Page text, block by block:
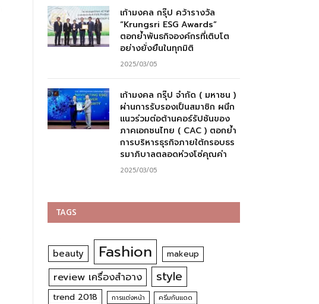
เก้ามงคล กรุ๊ป คว้ารางวัล
“Krungsri ESG Awards”
ตอกย้ำพันธกิจองค์กรที่เติบโต
อย่างยั่งยืนในทุกมิติ
2025/03/05
เก้ามงคล กรุ๊ป จำกัด ( มหาชน )
ผ่านการรับรองเป็นสมาชิก ผนึก
แนวร่วมต่อต้านคอร์รัปชันของ
ภาคเอกชนไทย ( CAC ) ตอกย้ำ
การบริหารธุรกิจภายใต้กรอบธร
รมาภิบาลตลอดห่วงโซ่คุณค่า
2025/03/05
TAGS
beauty Fashion makeup
review เครื่องสำอาง style
trend 2018 การแต่งหน้า ครีมกันแดด